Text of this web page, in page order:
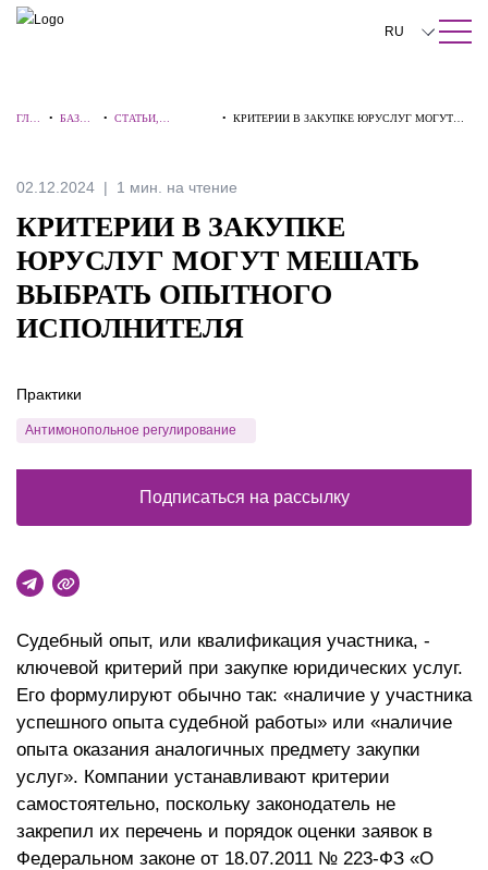
ПОИСК ПО САЙТУ Закрыть
RU
中文
Italiano
ГЛА
• БАЗА
•СТАТЬИ,
• КРИТЕРИИ В ЗАКУПКЕ ЮРУСЛУГ МОГУТ
02.12.2024 1 мин. на чтение
КРИТЕРИИ В ЗАКУПКЕ
ЮРУСЛУГ МОГУТ МЕШАТЬ
ВЫБРАТЬ ОПЫТНОГО
ИСПОЛНИТЕЛЯ
Судебный опыт, или квалификация участника, -
ключевой критерий при закупке юридических услуг.
Его формулируют обычно так: «наличие у участника
успешного опыта судебной работы» или «наличие
опыта оказания аналогичных предмету закупки
услуг». Компании устанавливают критерии
самостоятельно, поскольку законодатель не
закрепил их перечень и порядок оценки заявок в
Федеральном законе от 18.07.2011 № 223-ФЗ «О
Практики
Антимонопольное регулирование
Подписаться на рассылку